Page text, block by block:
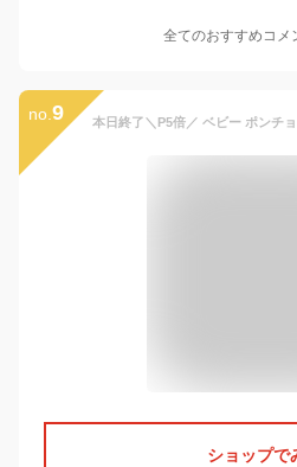
全てのおすすめコメ
no. 9
ショップで